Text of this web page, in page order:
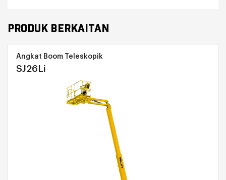
PRODUK BERKAITAN
Angkat Boom Teleskopik
SJ26Li